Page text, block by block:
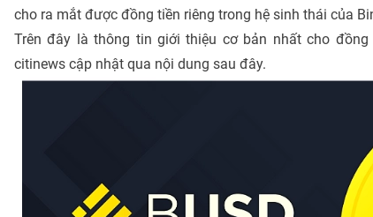
cho ra mắt được đồng tiền riêng trong hệ sinh thái của
Trên đây là thông tin giới thiệu cơ bản nhất cho
citinews cập nhật qua nội dung sau đây.